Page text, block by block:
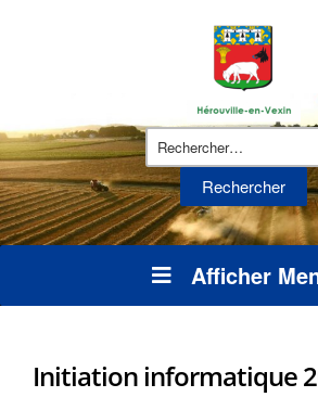
Afficher
Initiation informatique